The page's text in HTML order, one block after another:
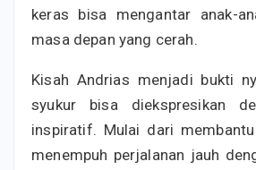
keras bisa mengantar anak-
masa depan yang cerah.
Kisah Andrias menjadi bukti
syukur bisa diekspresikan
inspiratif. Mulai dari
menempuh perjalanan jauh